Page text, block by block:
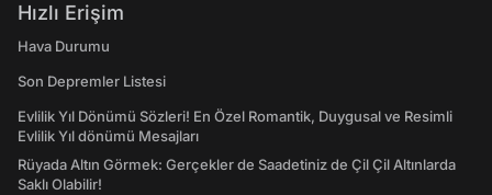
Hızlı Erişim
Hava Durumu
Son Depremler Listesi
Evlilik Yıl Dönümü Sözleri! En Özel Romantik, Duygusal ve Resimli
Evlilik Yıl dönümü Mesajları
Rüyada Altın Görmek: Gerçekler de Saadetiniz de Çil Çil Altınlarda
Saklı Olabilir!